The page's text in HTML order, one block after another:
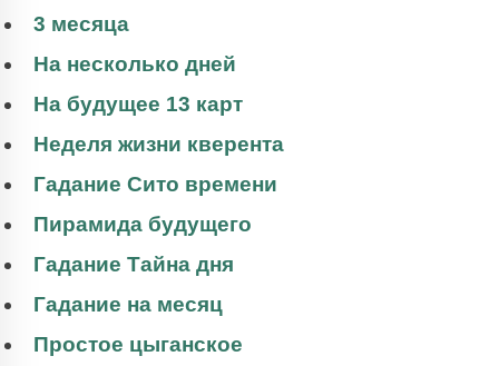
3 месяца
На несколько дней
На будущее 13 карт
Неделя жизни кверента
Гадание Сито времени
Пирамида будущего
Гадание Тайна дня
Гадание на месяц
Простое цыганское